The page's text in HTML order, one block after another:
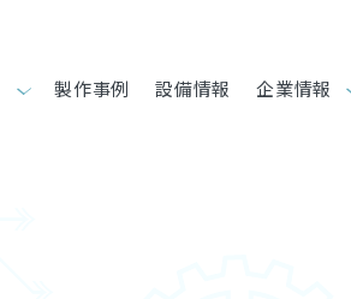
製作事例 設備情報 企業情報